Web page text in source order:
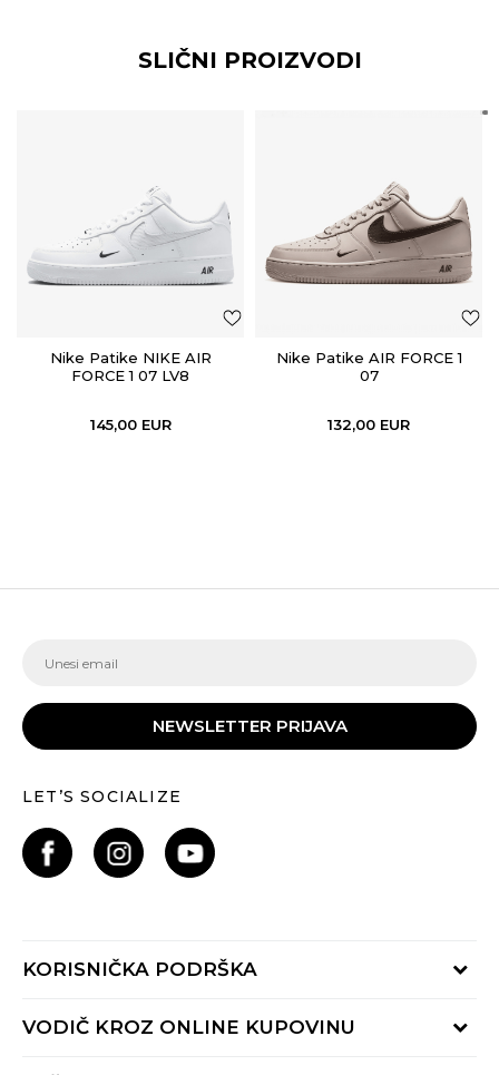
SLIČNI PROIZVODI
Nike Patike NIKE AIR
FORCE 1 07 LV8
145,00 EUR
Nike Patike AIR FORCE 1
07
132,00 EUR
NEWSLETTER PRIJAVA
LET’S SOCIALIZE
KORISNIČKA PODRŠKA
Provjeri status porudžbine
VODIČ KROZ ONLINE KUPOVINU
Načini isporuke